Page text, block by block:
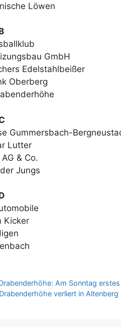
Löwen
GmbH
Edelstahlbeißer
Oberberg
Gummersbach-
Lutter
& Co.
Jungs
Kicker
Am Sonntag
verliert in Altenberg